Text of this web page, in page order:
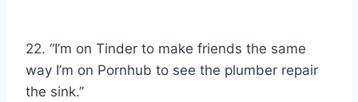
22. “I’m on Tinder to make friends the same
way I’m on Pornhub to see the plumber repair
the sink.”